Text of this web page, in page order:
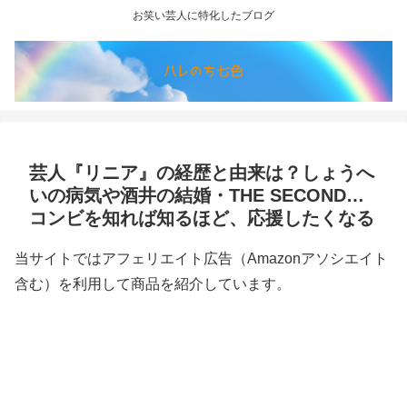
お笑い芸人に特化したブログ
芸人『リニア』の経歴と由来は？しょうへ
いの病気や酒井の結婚・THE SECOND…
コンビを知れば知るほど、応援したくなる
当サイトではアフェリエイト広告（Amazonアソシエイト
含む）を利用して商品を紹介しています。